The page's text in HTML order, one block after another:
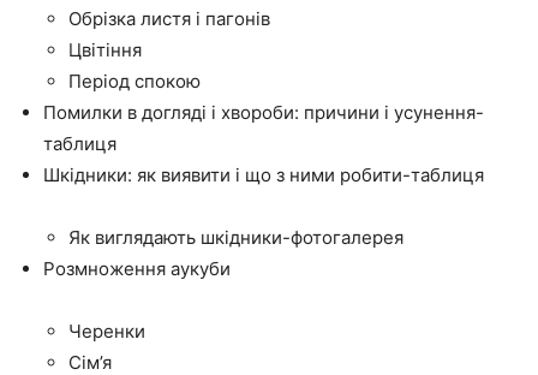
Обрізка листя і пагонів
Цвітіння
Період спокою
Помилки в догляді і хвороби: причини і усунення-
таблиця
Шкідники: як виявити і що з ними робити-таблиця
Як виглядають шкідники-фотогалерея
Розмноження аукуби
Черенки
Сім’я